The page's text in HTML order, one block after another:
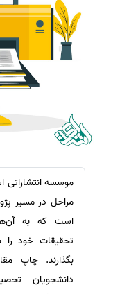
ترجمه عربی به فارسی
مشاهده همه زبان ها
سفارش ویرایش
سفارش پارافریز
سفارش فرمت‌بندی
سفارش کاهش کمیت
سفارش معرفی مقاله
سفارش معرفی کتاب
سفارش چکیده مبسوط
سفارش ترجمه مولتی‌مدیا
سفارش گویندگی
سفارش تولید محتوا
سفارش ترجمه همزمان
سفارش چکیده گرافیکی
موسسه انتشاراتی
مراحل در مسیر
است که به
تحقیقات خود را
بگذارند. چاپ
دانشجویان